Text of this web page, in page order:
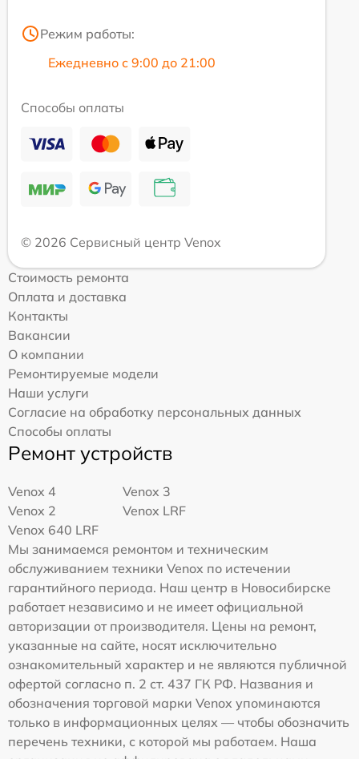
Режим работы:
Ежедневно с 9:00 до 21:00
Способы оплаты
© 2026 Сервисный центр Venox
Стоимость ремонта
Оплата и доставка
Контакты
Вакансии
О компании
Ремонтируемые модели
Наши услуги
Согласие на обработку персональных данных
Способы оплаты
Ремонт устройств
Venox 4
Venox 3
Venox 2
Venox LRF
Venox 640 LRF
Мы занимаемся ремонтом и техническим
обслуживанием техники Venox по истечении
гарантийного периода. Наш центр в Новосибирске
работает независимо и не имеет официальной
авторизации от производителя. Цены на ремонт,
указанные на сайте, носят исключительно
ознакомительный характер и не являются публичной
офертой согласно п. 2 ст. 437 ГК РФ. Названия и
обозначения торговой марки Venox упоминаются
только в информационных целях — чтобы обозначить
перечень техники, с которой мы работаем. Наша